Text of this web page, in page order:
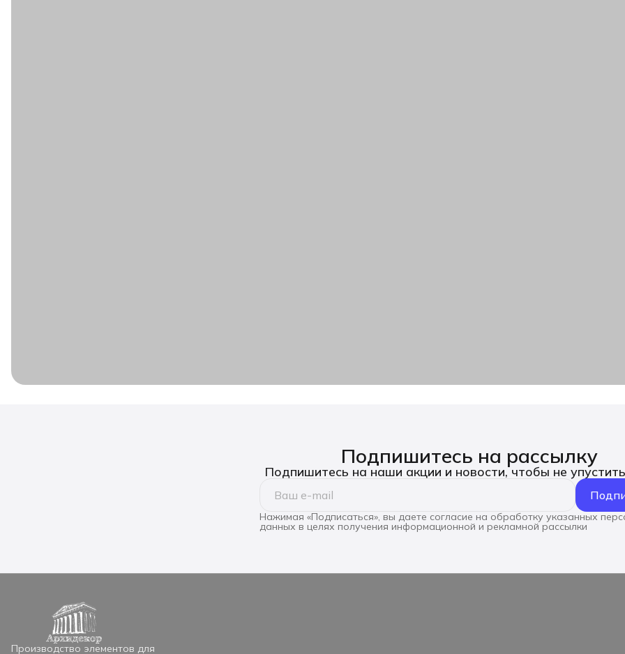
Подпишитесь на рассылку
Подпишитесь на наши акции и новости, чтобы не
Нажимая «Подписаться», вы даете согласие на обработку указанных
данных в целях получения информационной и рекламной рассылки
Производство элементов для